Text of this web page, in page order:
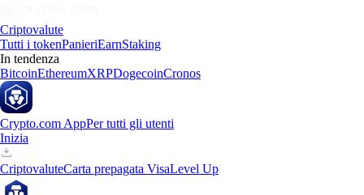
Criptovalute
Tutti i tokenPanieriEarnStaking
In tendenza
BitcoinEthereumXRPDogecoinCronos
Crypto.com AppPer tutti gli utenti
Inizia
CriptovaluteCarta prepagata VisaLevel Up